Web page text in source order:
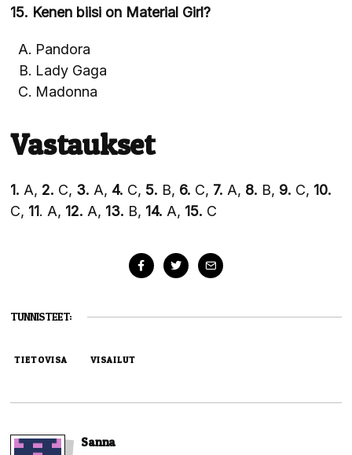
15. Kenen biisi on Material Girl?
Pandora
Lady Gaga
Madonna
Vastaukset
1. A, 2. C, 3. A, 4. C, 5. B, 6. C, 7. A, 8. B, 9. C, 10.
C, 11. A, 12. A, 13. B, 14. A, 15. C
TUNNISTEET:
TIETOVISA VISAILUT
Sanna